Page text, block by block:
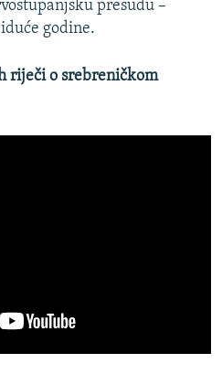
presudu –
godine.
riječi o srebreničkom